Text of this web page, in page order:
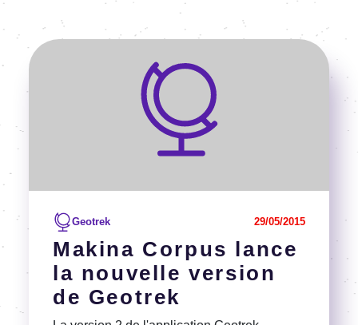
Makina Corpus lance
la nouvelle version
de Geotrek
Geotrek 29/05/2015
Voir l'article